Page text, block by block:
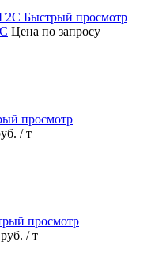
Быстрый просмотр
Цена по запросу
просмотр
/ т
просмотр
/ т